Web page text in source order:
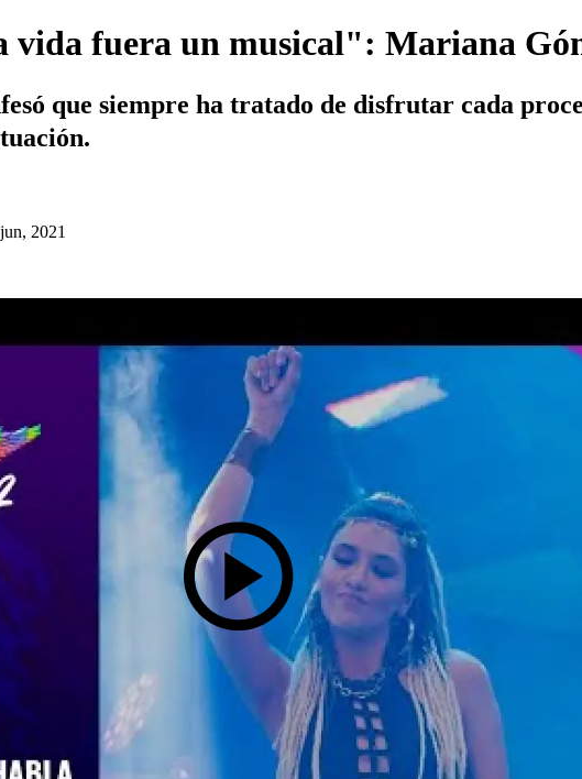
vida fuera un musical": Mariana
que siempre ha tratado de disfrutar cada
2021